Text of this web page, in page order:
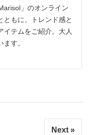
」のオンライン
ともに、トレンド感と
イテムをご紹介。大人
す。
Next »